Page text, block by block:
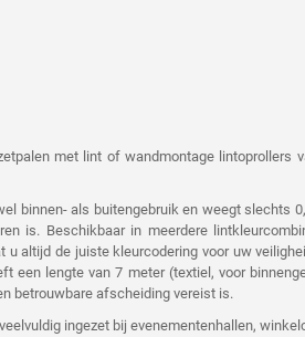
met lint of wandmontage lintoprollers
binnen- als buitengebruik en weegt slechts
is. Beschikbaar in meerdere
u altijd de juiste kleurcodering voor uw
een lengte van 7 meter (textiel, voor
betrouwbare afscheiding vereist is.
ingezet bij evenementenhallen,